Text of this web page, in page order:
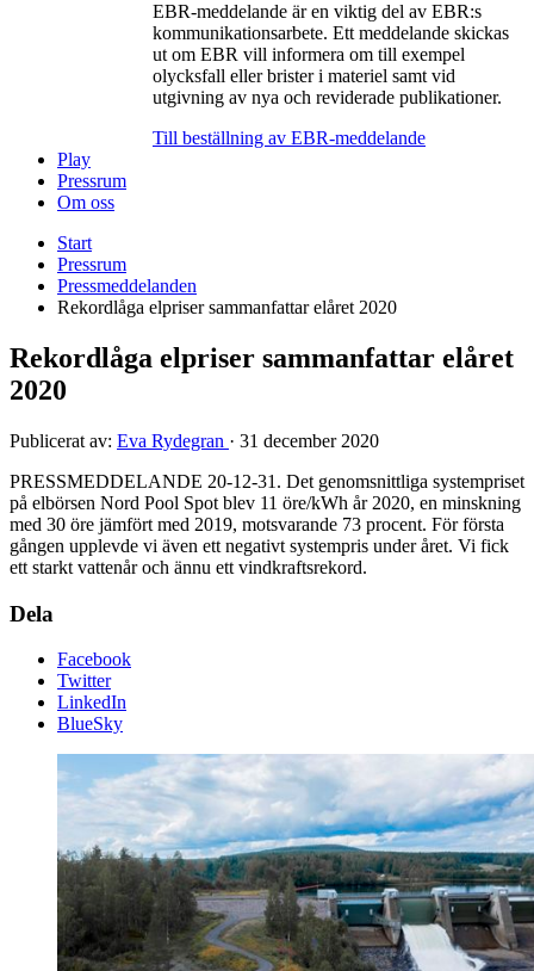
EBR-meddelande är en viktig del av EBR:s
kommunikationsarbete. Ett meddelande skickas
ut om EBR vill informera om till exempel
olycksfall eller brister i materiel samt vid
utgivning av nya och reviderade publikationer.
Till beställning av EBR-meddelande
Play
Pressrum
Om oss
Start
Pressrum
Pressmeddelanden
Rekordlåga elpriser sammanfattar elåret 2020
Rekordlåga elpriser sammanfattar elåret
2020
Publicerat av: Eva Rydegran · 31 december 2020
PRESSMEDDELANDE 20-12-31. Det genomsnittliga systempriset
på elbörsen Nord Pool Spot blev 11 öre/kWh år 2020, en minskning
med 30 öre jämfört med 2019, motsvarande 73 procent. För första
gången upplevde vi även ett negativt systempris under året. Vi fick
ett starkt vattenår och ännu ett vindkraftsrekord.
Dela
Facebook
Twitter
LinkedIn
BlueSky